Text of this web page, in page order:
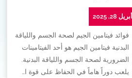
أبريل 28, 2025
فوائد فيتامين الجيم لصحة الجسم واللياقة
البدنية فيتامين الجيم هو أحد الفيتامينات
الضرورية لصحة الجسم واللياقة البدنية.
يلعب دوراً هاماً في الحفاظ على قوة ا…